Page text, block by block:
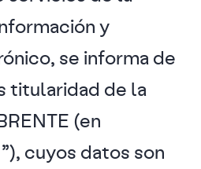
y
se informa de
titularidad de la
(en
cuyos datos son